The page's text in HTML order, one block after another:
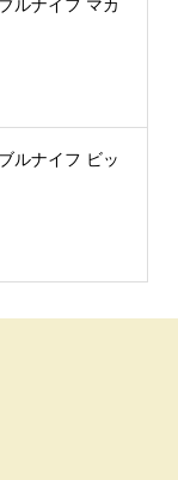
ルナイフ マカ
ルナイフ ビッ